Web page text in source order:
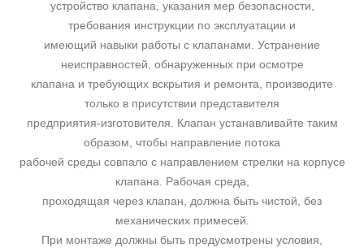
устройство клапана, указания мер безопасности,
требования инструкции по эксплуатации и
имеющий навыки работы с клапанами. Устранение
неисправностей, обнаруженных при осмотре
клапана и требующих вскрытия и ремонта, производите
только в присутствии представителя
предприятия-изготовителя. Клапан устанавливайте таким
образом, чтобы направление потока
рабочей среды совпало с направлением стрелки на корпусе
клапана. Рабочая среда,
проходящая через клапан, должна быть чистой, без
механических примесей.
При монтаже должны быть предусмотрены условия,